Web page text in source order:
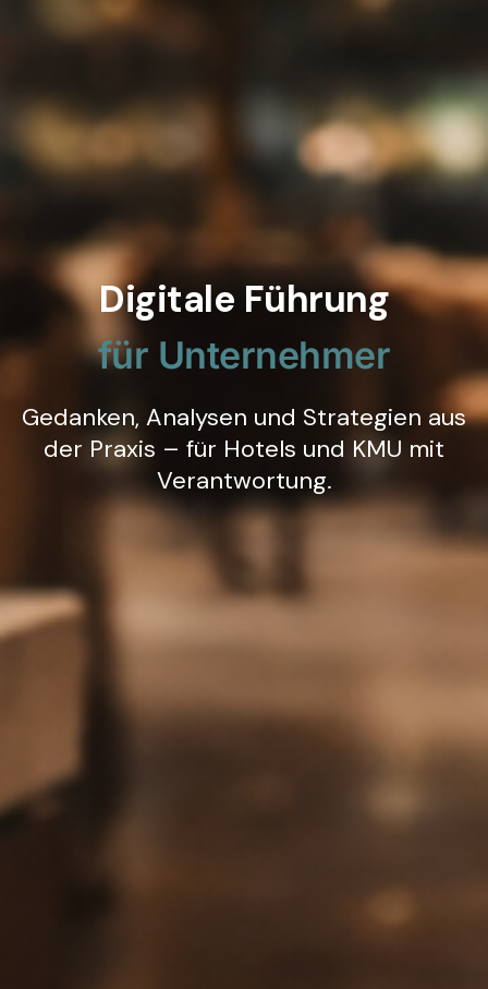
Digitale Führung
für Unternehmer
Gedanken, Analysen und Strategien aus
der Praxis – für Hotels und KMU mit
Verantwortung.